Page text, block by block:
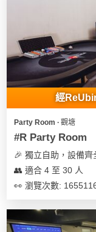
經
Party Room ∙ 觀塘
#R Party Room
🎉 獨立自助，設備齊
👥 適合 4 至 30 人
👀 瀏覽次數: